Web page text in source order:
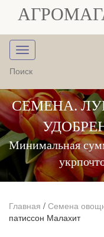
СЕМЕНА.
Минимальная
Главная / Семена
патиссон Малахит